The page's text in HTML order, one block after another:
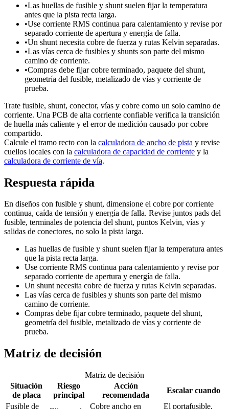
•Las huellas de fusible y shunt suelen fijar la temperatura
antes que la pista recta larga.
•Use corriente RMS continua para calentamiento y revise por
separado corriente de apertura y energía de falla.
•Un shunt necesita cobre de fuerza y rutas Kelvin separadas.
•Las vías cerca de fusibles y shunts son parte del mismo
camino de corriente.
•Compras debe fijar cobre terminado, paquete del shunt,
geometría del fusible, metalizado de vías y corriente de
prueba.
Trate fusible, shunt, conector, vías y cobre como un solo camino de
corriente. Una PCB de alta corriente confiable verifica la transición
de huella más caliente y el error de medición causado por cobre
compartido.
Calcule el tramo recto con la calculadora de ancho de pista y revise
cuellos locales con la calculadora de capacidad de corriente y la
calculadora de corriente de vía.
Respuesta rápida
En diseños con fusible y shunt, dimensione el cobre por corriente
continua, caída de tensión y energía de falla. Revise juntos pads del
fusible, terminales de potencia del shunt, puntos Kelvin, vías y
salidas de conectores, no solo la pista larga.
Las huellas de fusible y shunt suelen fijar la temperatura antes
que la pista recta larga.
Use corriente RMS continua para calentamiento y revise por
separado corriente de apertura y energía de falla.
Un shunt necesita cobre de fuerza y rutas Kelvin separadas.
Las vías cerca de fusibles y shunts son parte del mismo
camino de corriente.
Compras debe fijar cobre terminado, paquete del shunt,
geometría del fusible, metalizado de vías y corriente de
prueba.
Matriz de decisión
Matriz de decisión
Situación
de placa
Riesgo
principal
Acción
recomendada
Escalar cuando
Fusible de
Cobre ancho en El portafusible,